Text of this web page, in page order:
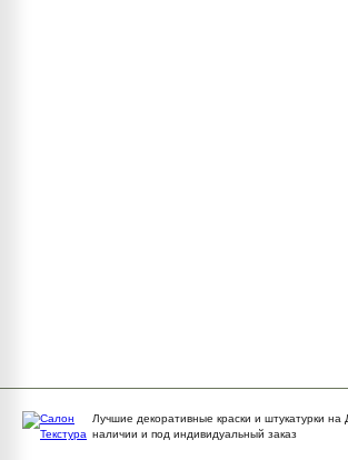
Лучшие декоративные краски и штукатурки на
наличии и под индивидуальный заказ